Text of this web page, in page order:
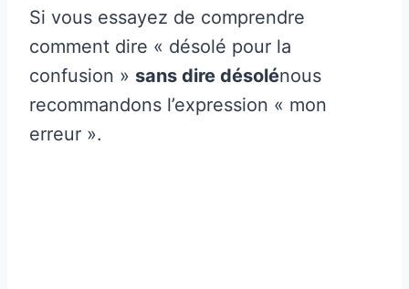
Si vous essayez de comprendre
comment dire « désolé pour la
confusion » sans dire désolénous
recommandons l’expression « mon
erreur ».